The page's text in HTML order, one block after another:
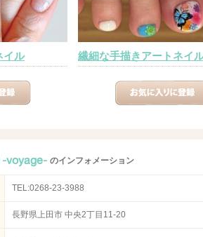
イル 繊細な手描きアートネイ
-voyage- のインフォメーション
TEL:0268-23-3988
長野県上田市 中央2丁目11-20